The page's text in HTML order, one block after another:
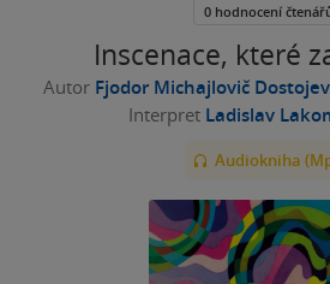
Inscenace, které
Autor Fjodor Michajlovič
Interpret Ladislav
Audiokniha
5
0 hodnocení